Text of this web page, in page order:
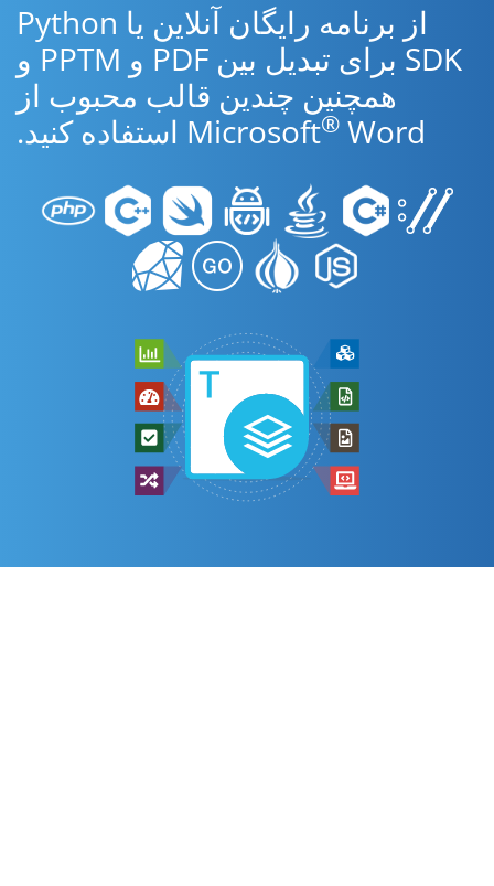
از برنامه رایگان آنلاین یا Python
SDK برای تبدیل بین PDF و PPTM و
همچنین چندین قالب محبوب از
Microsoft® Word استفاده کنید.